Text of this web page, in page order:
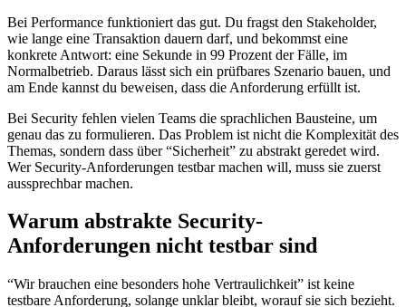
Bei Performance funktioniert das gut. Du fragst den Stakeholder,
wie lange eine Transaktion dauern darf, und bekommst eine
konkrete Antwort: eine Sekunde in 99 Prozent der Fälle, im
Normalbetrieb. Daraus lässt sich ein prüfbares Szenario bauen, und
am Ende kannst du beweisen, dass die Anforderung erfüllt ist.
Bei Security fehlen vielen Teams die sprachlichen Bausteine, um
genau das zu formulieren. Das Problem ist nicht die Komplexität des
Themas, sondern dass über “Sicherheit” zu abstrakt geredet wird.
Wer Security-Anforderungen testbar machen will, muss sie zuerst
aussprechbar machen.
Warum abstrakte Security-
Anforderungen nicht testbar sind
“Wir brauchen eine besonders hohe Vertraulichkeit” ist keine
testbare Anforderung, solange unklar bleibt, worauf sie sich bezieht.